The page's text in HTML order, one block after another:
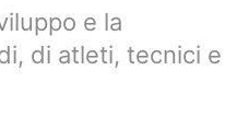
e la
di atleti, tecnici e